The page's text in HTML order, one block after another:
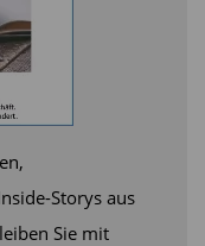
Storys aus
Sie mit